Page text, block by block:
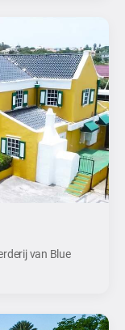
van Blue